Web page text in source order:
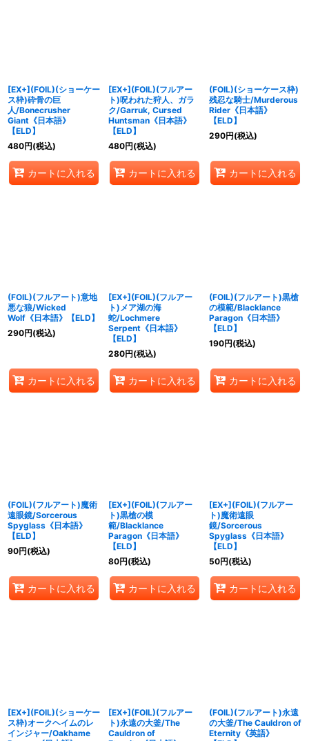
[EX+](FOIL)(ショーケー
ス枠)砕骨の巨
人/Bonecrusher
Giant《日本語》
【ELD】
480円(税込)
カートに入れる
[EX+](FOIL)(フルアー
ト)呪われた狩人、ガラ
ク/Garruk, Cursed
Huntsman《日本語》
【ELD】
480円(税込)
カートに入れる
(FOIL)(ショーケース枠)
残忍な騎士/Murderous
Rider《日本語》
【ELD】
290円(税込)
カートに入れる
(FOIL)(フルアート)意地
悪な狼/Wicked
Wolf《日本語》【ELD】
290円(税込)
カートに入れる
[EX+](FOIL)(フルアー
ト)メア湖の海
蛇/Lochmere
Serpent《日本語》
【ELD】
280円(税込)
カートに入れる
(FOIL)(フルアート)黒槍
の模範/Blacklance
Paragon《日本語》
【ELD】
190円(税込)
カートに入れる
(FOIL)(フルアート)魔術
遠眼鏡/Sorcerous
Spyglass《日本語》
【ELD】
90円(税込)
カートに入れる
[EX+](FOIL)(フルアー
ト)黒槍の模
範/Blacklance
Paragon《日本語》
【ELD】
80円(税込)
カートに入れる
[EX+](FOIL)(フルアー
ト)魔術遠眼
鏡/Sorcerous
Spyglass《日本語》
【ELD】
50円(税込)
カートに入れる
[EX+](FOIL)(ショーケー
ス枠)オークヘイムのレ
インジャー/Oakhame
[EX+](FOIL)(フルアー
ト)永遠の大釜/The
Cauldron of
(FOIL)(フルアート)永遠
の大釜/The Cauldron of
Eternity《英語》